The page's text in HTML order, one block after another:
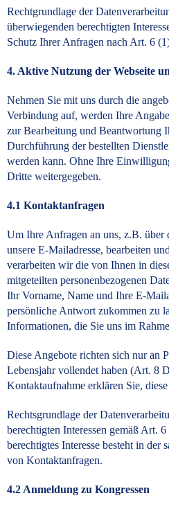
Rechtgrundlage der
überwiegenden berechtigten
Schutz Ihrer Anfragen nach Art. 6
4. Aktive Nutzung der Webseite
Nehmen Sie mit uns durch die
Verbindung auf, werden Ihre
zur Bearbeitung und Beantwortung
Durchführung der bestellten
werden kann. Ohne Ihre
Dritte weitergegeben.
4.1 Kontaktanfragen
Um Ihre Anfragen an uns, z.B. über
unsere E-Mailadresse, bearbeiten
verarbeiten wir die von Ihnen in
mitgeteilten personenbezogenen
Ihr Vorname, Name und Ihre E-
persönliche Antwort zukommen zu
Informationen, die Sie uns im
Diese Angebote richten sich nur an
Lebensjahr vollendet haben (Art. 8
Kontaktaufnahme erklären Sie,
Rechtsgrundlage der
berechtigten Interessen gemäß Art.
berechtigtes Interesse besteht in der
von Kontaktanfragen.
4.2 Anmeldung zu Kongressen